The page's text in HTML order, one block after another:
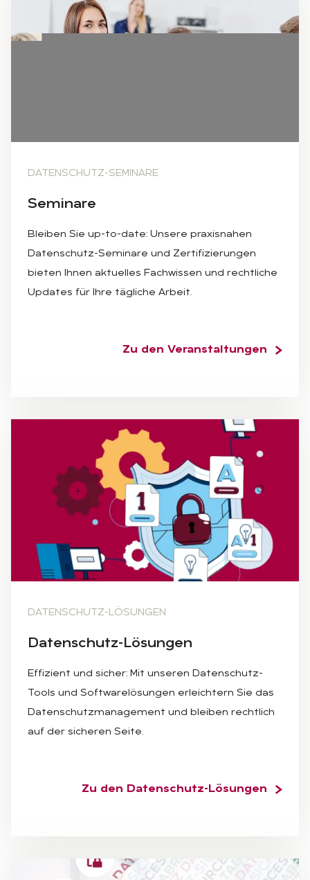
DATENSCHUTZ-SEMINARE
Se­mi­na­re
Bleiben Sie up-to-date: Unsere praxisnahen
Datenschutz-Seminare und Zertifizierungen
bieten Ihnen aktuelles Fachwissen und rechtliche
Updates für Ihre tägliche Arbeit.
Zu den Veranstaltungen
DATENSCHUTZ-LÖSUNGEN
Da­ten­schutz-Lö­sun­gen
Effizient und sicher: Mit unseren Datenschutz-
Tools und Softwarelösungen erleichtern Sie das
Datenschutzmanagement und bleiben rechtlich
auf der sicheren Seite.
Zu den Datenschutz-Lösungen